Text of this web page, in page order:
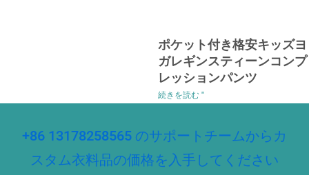
ポケット付き格安キッズヨ
ガレギンスティーンコンプ
レッションパンツ
続きを読む "
+86 13178258565 のサポートチームからカ
スタム衣料品の価格を入手してください